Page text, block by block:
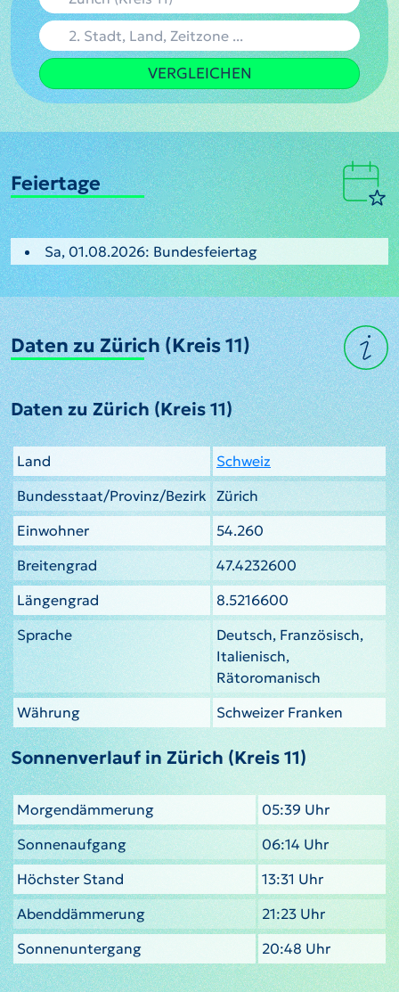
VERGLEICHEN
Feiertage
Sa, 01.08.2026: Bundesfeiertag
Daten zu Zürich (Kreis 11)
Daten zu Zürich (Kreis 11)
Land
Schweiz
Bundesstaat/Provinz/Bezirk Zürich
Einwohner
54.260
Breitengrad
47.4232600
Längengrad
8.5216600
Sprache
Deutsch, Französisch,
Italienisch,
Rätoromanisch
Währung
Schweizer Franken
Sonnenverlauf in Zürich (Kreis 11)
Morgendämmerung
05:39 Uhr
Sonnenaufgang
06:14 Uhr
Höchster Stand
13:31 Uhr
Abenddämmerung
21:23 Uhr
Sonnenuntergang
20:48 Uhr